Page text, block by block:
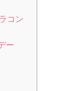
コン
ー